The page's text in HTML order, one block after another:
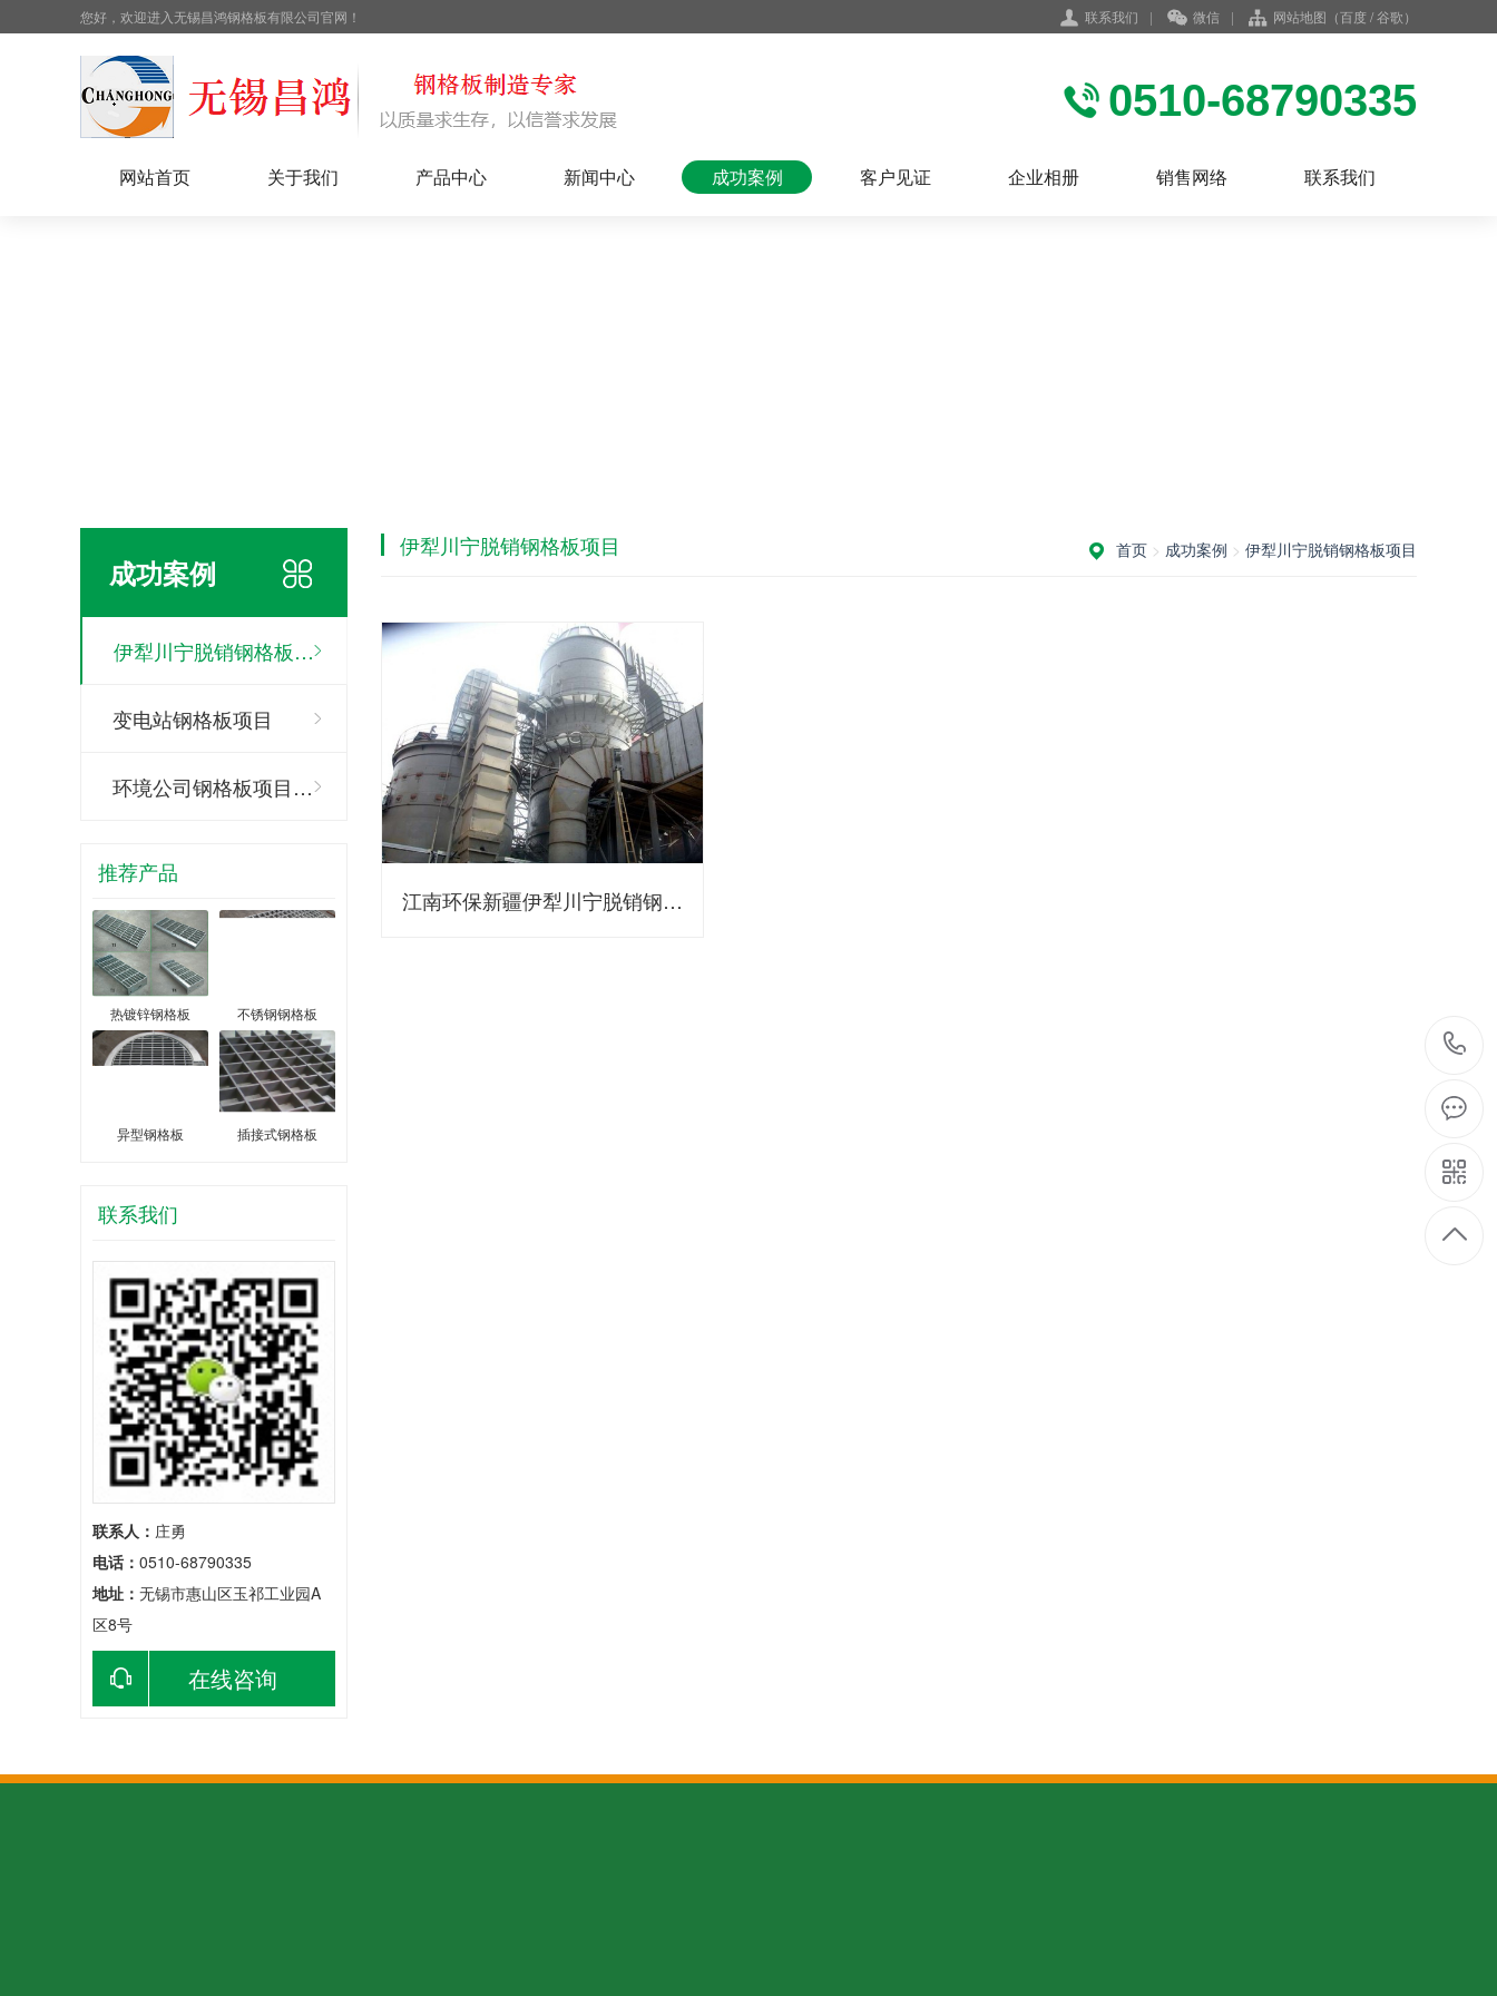
联系我们 | 微信 | 网站地图 （百度/谷歌）
您好，欢迎进入无锡昌鸿钢格板有限公司官网！
0510-68790335
网站首页 关于我们 产品中心 新闻中心 成功案例 客户见证 企业相册 销售网络 联系我们
成功案例
伊犁川宁脱销钢格板…
变电站钢格板项目
环境公司钢格板项目…
推荐产品
热镀锌钢格板 不锈钢钢格板
异型钢格板 插接式钢格板
联系我们
联系人： 庄勇
电话： 0510-68790335
地址： 无锡市惠山区玉祁工业园A
区8号
在线咨询
首页 > 成功案例 > 伊犁川宁脱销钢格板项目
伊犁川宁脱销钢格板项目
江南环保新疆伊犁川宁脱销钢…